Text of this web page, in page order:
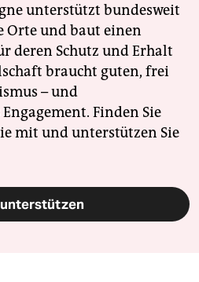
unterstützt bundesweit
Orte und baut einen
deren Schutz und Erhalt
braucht guten, frei
– und
Finden Sie
mit und unterstützen Sie